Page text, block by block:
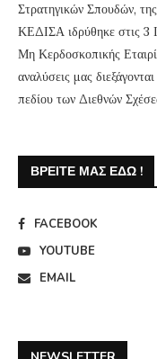
Στρατηγικών Σπουδών,
ΚΕΔΙΣΑ ιδρύθηκε στις 3
Μη Κερδοσκοπικής
αναλύσεις μας
πεδίου των Διεθνών
ΒΡΕΊΤΕ ΜΑΣ ΕΔΏ !
FACEBOOK
YOUTUBE
EMAIL